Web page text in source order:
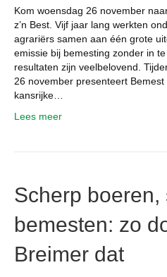
Kom woensdag 26 november
z’n Best. Vijf jaar lang werkten
agrariërs samen aan één grote
emissie bij bemesting zonder in
resultaten zijn veelbelovend.
26 november presenteert Bemest
kansrijke…
Lees meer
Scherp boeren,
bemesten: zo
Breimer dat